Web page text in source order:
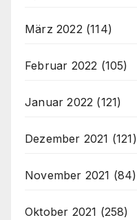
März 2022 (114)
Februar 2022 (105)
Januar 2022 (121)
Dezember 2021 (121)
November 2021 (84)
Oktober 2021 (258)